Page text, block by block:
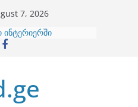
7, 2026
ინტერიერში